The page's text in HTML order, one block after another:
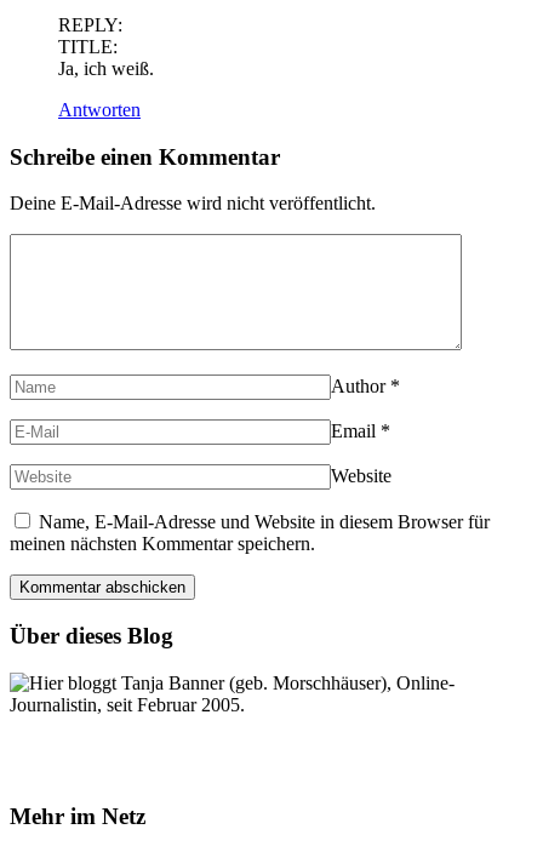
REPLY:
TITLE:
Ja, ich weiß.
Antworten
Schreibe einen Kommentar
Deine E-Mail-Adresse wird nicht veröffentlicht.
Author *
Email *
Website
Name, E-Mail-Adresse und Website in diesem Browser für
meinen nächsten Kommentar speichern.
Über dieses Blog
Hier bloggt Tanja Banner (geb. Morschhäuser), Online-
Journalistin, seit Februar 2005.
Mehr im Netz